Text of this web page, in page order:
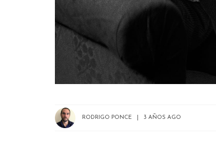
RODRIGO PONCE 3 AÑOS AGO